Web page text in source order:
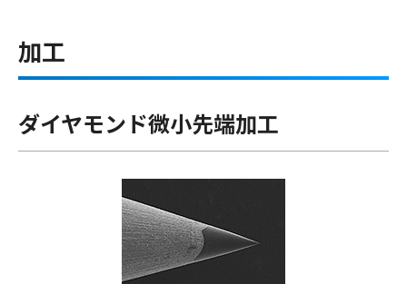
加工
ダイヤモンド微小先端加工